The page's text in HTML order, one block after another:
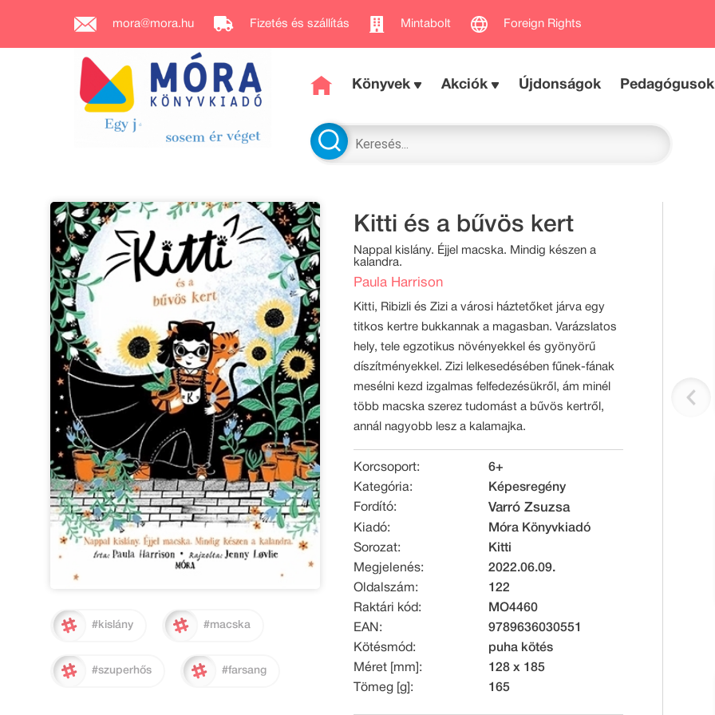
mora@mora.hu Fizetés és szállítás Mintabolt Foreign Rights
Könyvek Akciók Újdonságok
#kislány #macska
#szuperhős #farsang
Kitti és a bűvös kert
Nappal kislány. Éjjel macska. Mindig készen a
kalandra.
Paula Harrison
Kitti, Ribizli és Zizi a városi háztetőket járva egy
titkos kertre bukkannak a magasban. Varázslatos
hely, tele egzotikus növényekkel és gyönyörű
díszítményekkel. Zizi lelkesedésében fűnek-fának
mesélni kezd izgalmas felfedezésükről, ám minél
több macska szerez tudomást a bűvös kertről,
annál nagyobb lesz a kalamajka.
Korcsoport:
6+
Kategória:
Képesregény
Fordító:
Varró Zsuzsa
Kiadó:
Móra Könyvkiadó
Sorozat:
Kitti
Megjelenés:
2022.06.09.
Oldalszám:
122
Raktári kód:
MO4460
EAN:
9789636030551
Kötésmód:
puha kötés
Méret [mm]:
128 x 185
Tömeg [g]:
165